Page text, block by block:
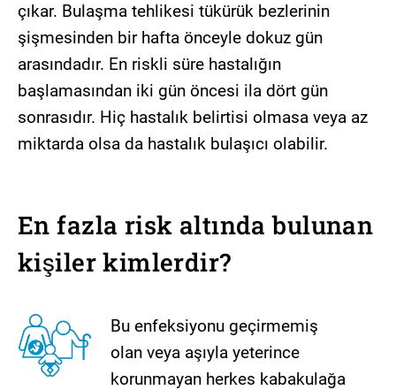
çıkar. Bulaşma tehlikesi tükürük bezlerinin
şişmesinden bir hafta önceyle dokuz gün
arasındadır. En riskli süre hastalığın
başlamasından iki gün öncesi ila dört gün
sonrasıdır. Hiç hastalık belirtisi olmasa veya az
miktarda olsa da hastalık bulaşıcı olabilir.
En fazla risk altında bulunan
kişiler kimlerdir?
Bu enfeksiyonu geçirmemiş
olan veya aşıyla yeterince
korunmayan herkes kabakulağa